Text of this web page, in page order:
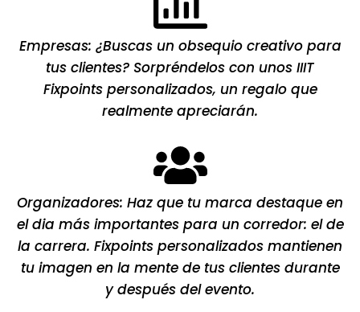
Empresas: ¿Buscas un obsequio creativo para
tus clientes? Sorpréndelos con unos IIIT
Fixpoints personalizados, un regalo que
realmente apreciarán.
Organizadores: Haz que tu marca destaque en
el dia más importantes para un corredor: el de
la carrera. Fixpoints personalizados mantienen
tu imagen en la mente de tus clientes durante
y después del evento.